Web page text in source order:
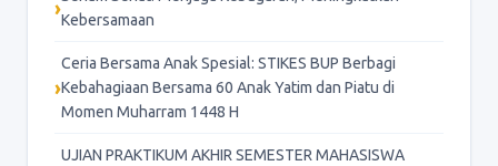
Kebersamaan
Ceria Bersama Anak Spesial: STIKES BUP Berbagi
Kebahagiaan Bersama 60 Anak Yatim dan Piatu di
Momen Muharram 1448 H
UJIAN PRAKTIKUM AKHIR SEMESTER MAHASISWA